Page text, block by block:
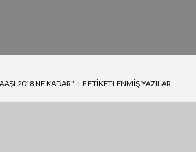
2018 NE KADAR" ILE ETIKETLENMIŞ YAZILAR